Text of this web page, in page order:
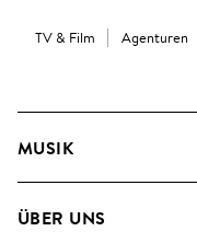
TV & Film Agenturen
MUSIK
Suche
ÜBER UNS